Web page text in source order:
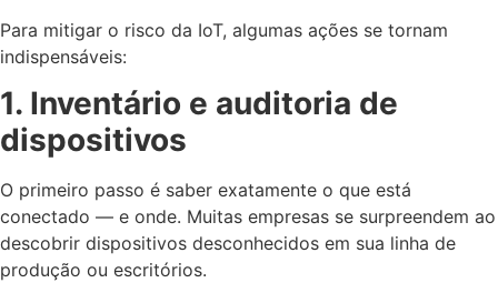
Para mitigar o risco da IoT, algumas ações se tornam
indispensáveis:
1. Inventário e auditoria de
dispositivos
O primeiro passo é saber exatamente o que está
conectado — e onde. Muitas empresas se surpreendem ao
descobrir dispositivos desconhecidos em sua linha de
produção ou escritórios.